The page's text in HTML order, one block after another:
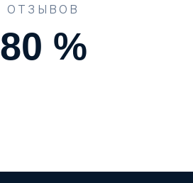
ОТЗЫВОВ
90 %